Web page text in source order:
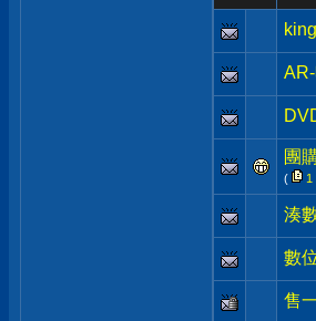
團
( 1
湊
數
售